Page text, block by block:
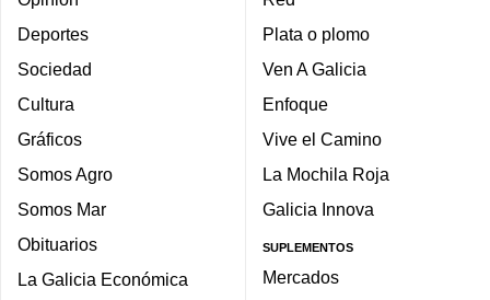
Deportes
Sociedad
Cultura
Gráficos
Somos Agro
Somos Mar
Obituarios
La Galicia Económica
Plata o plomo
Ven A Galicia
Enfoque
Vive el Camino
La Mochila Roja
Galicia Innova
SUPLEMENTOS
Mercados